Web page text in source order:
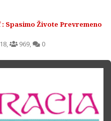
Spasimo Živote Prevremeno
, 969, 0